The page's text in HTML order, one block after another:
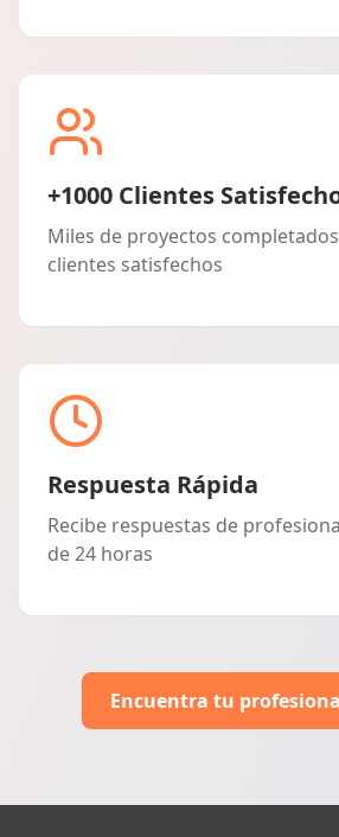
+1000 Clientes
Miles de proyectos
clientes satisfechos
Respuesta Rápida
Recibe respuestas de
de 24 horas
Encuentra tu